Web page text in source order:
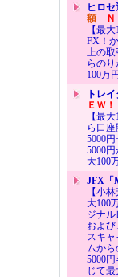
ヒロ
額Ｎ
【最
FX！
上の取
らの
100万
トレ
ＥＷ！
【最
ら口
5000
5000
大100
JFX「
【小
大100
ジナル
および
スキ
ムから
5000
じて最